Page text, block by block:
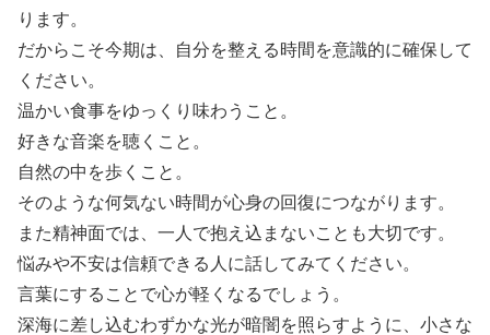
ります。
だからこそ今期は、自分を整える時間を意識的に確保して
ください。
温かい食事をゆっくり味わうこと。
好きな音楽を聴くこと。
自然の中を歩くこと。
そのような何気ない時間が心身の回復につながります。
また精神面では、一人で抱え込まないことも大切です。
悩みや不安は信頼できる人に話してみてください。
言葉にすることで心が軽くなるでしょう。
深海に差し込むわずかな光が暗闇を照らすように、小さな